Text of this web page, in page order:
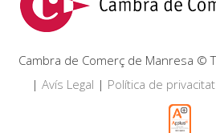
Cambra de Comerç de Manresa ©
| Avís Legal | Política de privacitat